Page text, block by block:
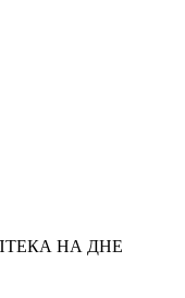
НА ДНЕ